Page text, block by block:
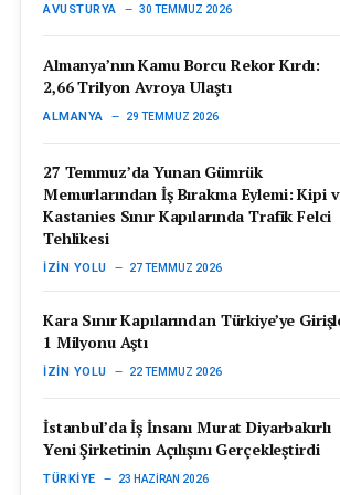
AVUSTURYA 30 TEMMUZ 2026
Almanya’nın Kamu Borcu Rekor Kırdı:
2,66 Trilyon Avroya Ulaştı
ALMANYA 29 TEMMUZ 2026
27 Temmuz’da Yunan Gümrük
Memurlarından İş Bırakma Eylemi: Kipi
Kastanies Sınır Kapılarında Trafik Felci
Tehlikesi
İZIN YOLU 27 TEMMUZ 2026
Kara Sınır Kapılarından Türkiye’ye
1 Milyonu Aştı
İZIN YOLU 22 TEMMUZ 2026
İstanbul’da İş İnsanı Murat Diyarbakırlı
Yeni Şirketinin Açılışını Gerçekleştirdi
TÜRKIYE 23 HAZIRAN 2026